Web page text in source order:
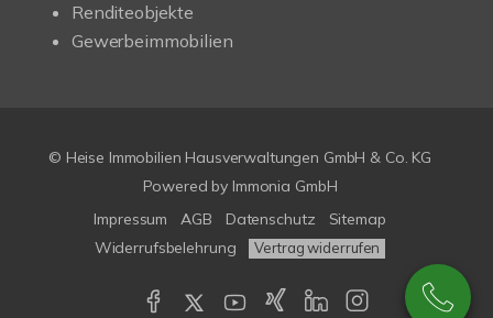
Renditeobjekte
Gewerbeimmobilien
© Heise Immobilien Hausverwaltungen GmbH & Co. KG
Powered by Immonia GmbH
Impressum
AGB Datenschutz
Sitemap
Widerrufsbelehrung
Vertrag widerrufen